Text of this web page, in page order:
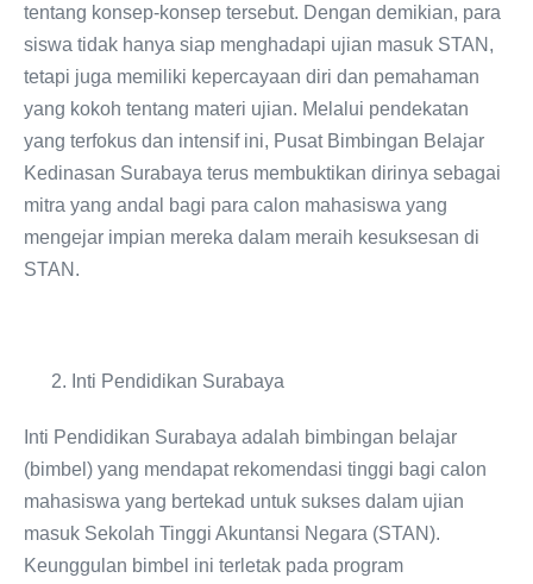
tentang konsep-konsep tersebut. Dengan demikian, para
siswa tidak hanya siap menghadapi ujian masuk STAN,
tetapi juga memiliki kepercayaan diri dan pemahaman
yang kokoh tentang materi ujian. Melalui pendekatan
yang terfokus dan intensif ini, Pusat Bimbingan Belajar
Kedinasan Surabaya terus membuktikan dirinya sebagai
mitra yang andal bagi para calon mahasiswa yang
mengejar impian mereka dalam meraih kesuksesan di
STAN.
Inti Pendidikan Surabaya
Inti Pendidikan Surabaya adalah bimbingan belajar
(bimbel) yang mendapat rekomendasi tinggi bagi calon
mahasiswa yang bertekad untuk sukses dalam ujian
masuk Sekolah Tinggi Akuntansi Negara (STAN).
Keunggulan bimbel ini terletak pada program